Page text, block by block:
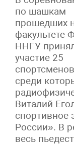
по шашкам
прошедших
факультете
ННГУ
участие 25
среди
Виталий
спортивное
России». В
весь